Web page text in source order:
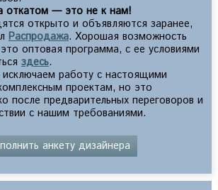
откатом — это не к нам!
открыто и объявляются заранее,
Распродажа. Хорошая возможность
оптовая программа, с ее условиями
здесь.
работу с настоящими
проектам, но это
после предварительных переговоров и
с нашим требованиями.
анкету дизайнера